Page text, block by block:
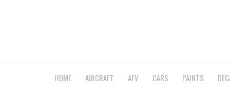
HOME AIRCRAFT AFV CARS PAINTS